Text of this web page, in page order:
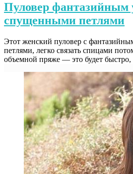
Пуловер фантазийным
спущенными петлями
Этот женский пуловер с
петлями, легко связать спицами
объемной пряже — это будет